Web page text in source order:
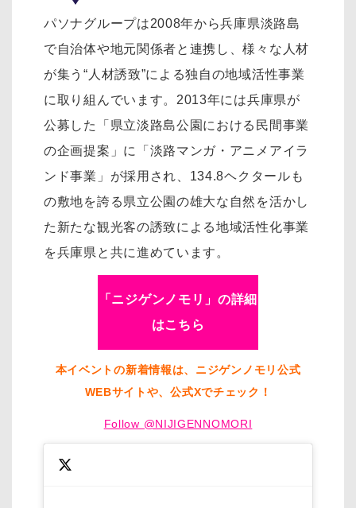
パソナグループは2008年から兵庫県淡路島
で自治体や地元関係者と連携し、様々な人材
が集う“人材誘致”による独自の地域活性事業
に取り組んでいます。2013年には兵庫県が
公募した「県立淡路島公園における民間事業
の企画提案」に「淡路マンガ・アニメアイラ
ンド事業」が採用され、134.8ヘクタールも
の敷地を誇る県立公園の雄大な自然を活かし
た新たな観光客の誘致による地域活性化事業
を兵庫県と共に進めています。
「ニジゲンノモリ」の詳細
はこちら
本イベントの新着情報は、ニジゲンノモリ公式
WEBサイトや、公式Xでチェック！
Follow @NIJIGENNOMORI